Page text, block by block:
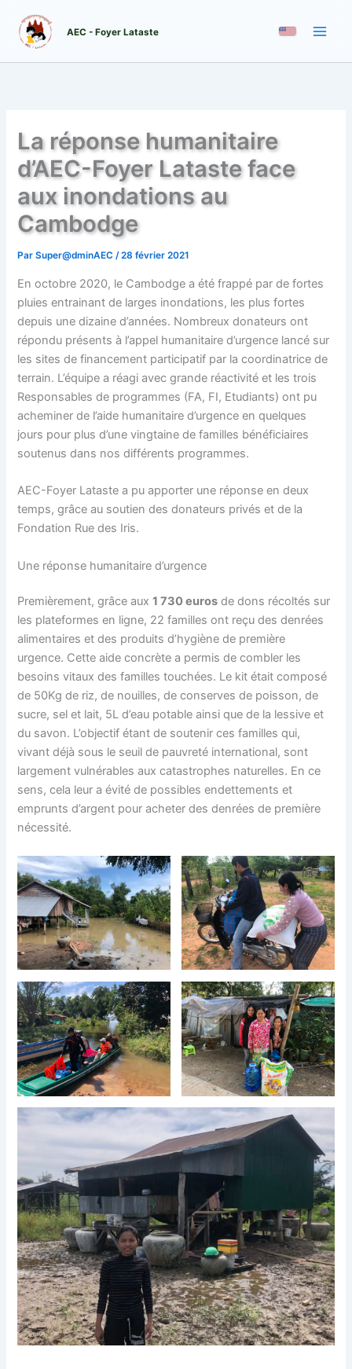
contenu
AEC - Foyer Lataste
La réponse humanitaire
d’AEC-Foyer Lataste face
aux inondations au
Cambodge
ParSuper@dminAEC/28 février 2021
En octobre 2020, le Cambodge a été frappé par de fortes
pluies entrainant de larges inondations, les plus fortes
depuis une dizaine d’années. Nombreux donateurs ont
répondu présents à l’appel humanitaire d’urgence lancé sur
les sites de financement participatif par la coordinatrice de
terrain. L’équipe a réagi avec grande réactivité et les trois
Responsables de programmes (FA, FI, Etudiants) ont pu
acheminer de l’aide humanitaire d’urgence en quelques
jours pour plus d’une vingtaine de familles bénéficiaires
soutenus dans nos différents programmes.
AEC-Foyer Lataste a pu apporter une réponse en deux
temps, grâce au soutien des donateurs privés et de la
Fondation Rue des Iris.
Une réponse humanitaire d’urgence
Premièrement, grâce aux1 730 euros de dons récoltés sur
les plateformes en ligne, 22 familles ont reçu des denrées
alimentaires et des produits d’hygiène de première
urgence. Cette aide concrète a permis de combler les
besoins vitaux des familles touchées. Le kit était composé
de 50Kg de riz, de nouilles, de conserves de poisson, de
sucre, sel et lait, 5L d’eau potable ainsi que de la lessive et
du savon. L’objectif étant de soutenir ces familles qui,
vivant déjà sous le seuil de pauvreté international, sont
largement vulnérables aux catastrophes naturelles. En ce
sens, cela leur a évité de possibles endettements et
emprunts d’argent pour acheter des denrées de première
nécessité.